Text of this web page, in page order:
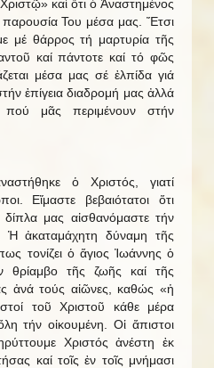
καί ὅτι ὁ Ἀναστημένος
παρουσία Του μέσα μας. Ἔτσι
μέ θάρρος τή μαρτυρία τῆς
καί πάντοτε καί τό φῶς
μέσα μας σέ ἐλπίδα γιά
ἐπίγεια διαδρομή μας ἀλλά
μᾶς περιμένουν στήν
ὁ Χριστός, γιατί
Εἴμαστε βεβαιότατοι ὅτι
δίπλα μας αἰσθανόμαστε τήν
ἀκαταμάχητη δύναμη τῆς
τονίζει ὁ ἅγιος Ἰωάννης ὁ
θρίαμβο τῆς ζωῆς καί τῆς
ἀνά τούς αἰῶνες, καθώς «ἡ
τοῦ Χριστοῦ κάθε μέρα
τήν οἰκουμένη. Οἱ ἄπιστοι
Χριστός ἀνέστη ἐκ
καί τοῖς ἐν τοῖς μνήμασι